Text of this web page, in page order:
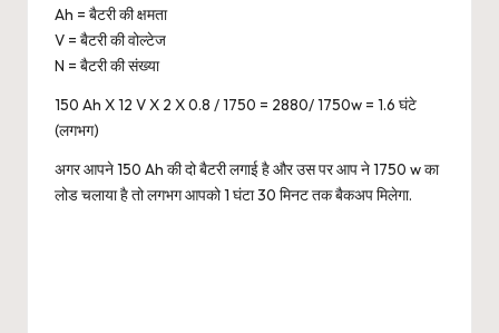
Ah = बैटरी की क्षमता
V = बैटरी की वोल्टेज
N = बैटरी की संख्या
150 Ah X 12 V X 2 X 0.8 / 1750 = 2880/ 1750w = 1.6 घंटे
(लगभग)
अगर आपने 150 Ah की दो बैटरी लगाई है और उस पर आप ने 1750 w का
लोड चलाया है तो लगभग आपको 1 घंटा 30 मिनट तक बैकअप मिलेगा.